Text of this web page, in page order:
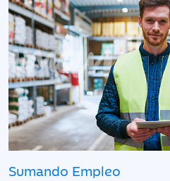
Sumando Empleo